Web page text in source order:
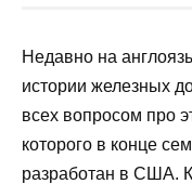
Недавно на
истории железных
всех вопросом про
которого в конце
разработан в США.